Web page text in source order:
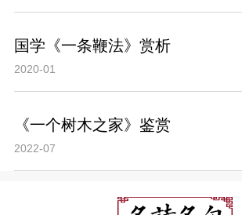
国学《一条鞭法》赏析
2020-01
《一个树木之家》鉴赏
2022-07